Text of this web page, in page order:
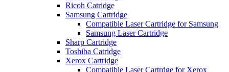
Ricoh Catridge
Samsung Cartridge
Compatible Laser Cartridge for Samsung
Samsung Laser Cartridge
Sharp Cartridge
Toshiba Catridge
Xerox Cartridge
Compatible Laser Cartrdge for Xerox